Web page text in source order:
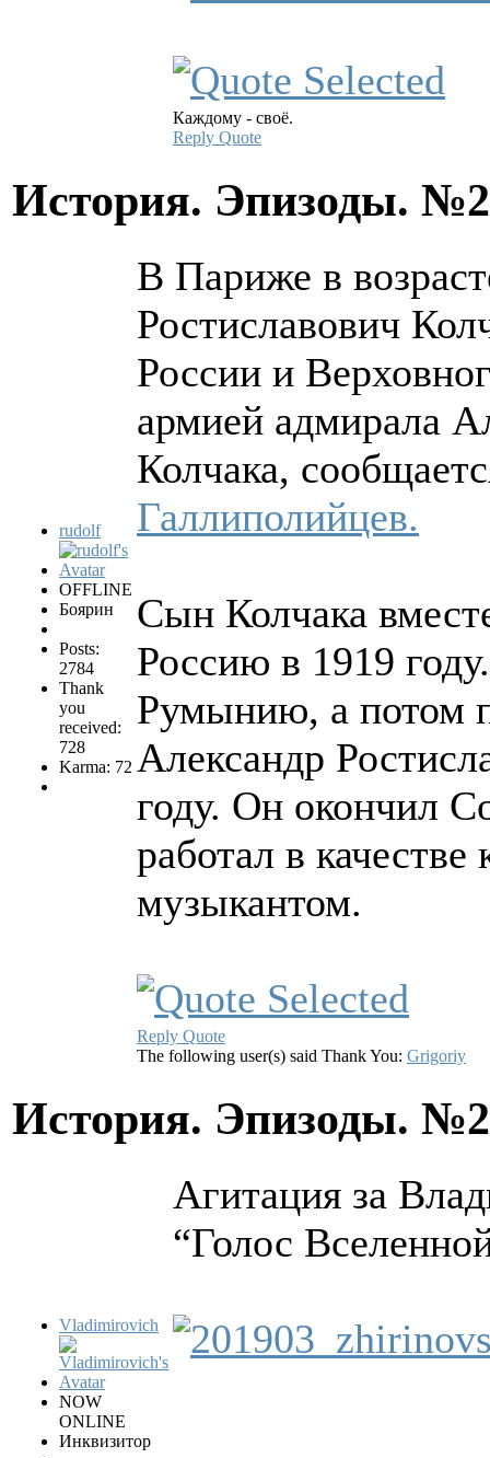
Каждому - своё.
Reply Quote
История. Эпизоды.
rudolf
OFFLINE
Боярин
Posts:
2784
Thank
you
received:
728
Karma: 72
В Париже в
Ростиславович
России и
армией адмирала
Колчака,
Галлиполийцев.
Сын Колчака
Россию в 1919
Румынию, а потом
Александр
году. Он окончил
работал в
музыкантом.
Reply Quote
The following user(s) said Thank You: Grigoriy
История. Эпизоды.
Vladimirovich
NOW
ONLINE
Инквизитор
Агитация за
“Голос